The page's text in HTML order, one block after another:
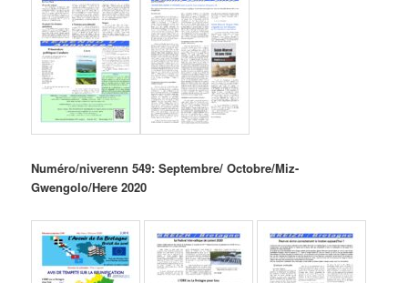
Numéro/niverenn 549: Septembre/ Octobre/Miz-
Gwengolo/Here 2020